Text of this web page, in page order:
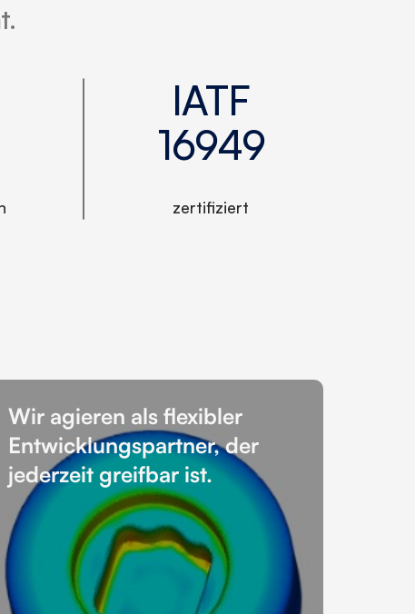
IATF
16949
zertifiziert
Wir agieren als flexibler
Entwicklungspartner, der
jederzeit greifbar ist.